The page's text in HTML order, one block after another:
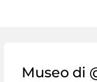
Museo di